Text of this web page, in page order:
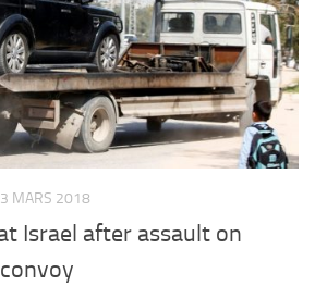
MARS 2018
Israel after assault on